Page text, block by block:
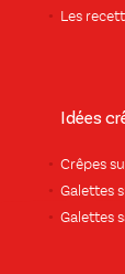
Les
Idées
Crêpes
Galettes
Galettes